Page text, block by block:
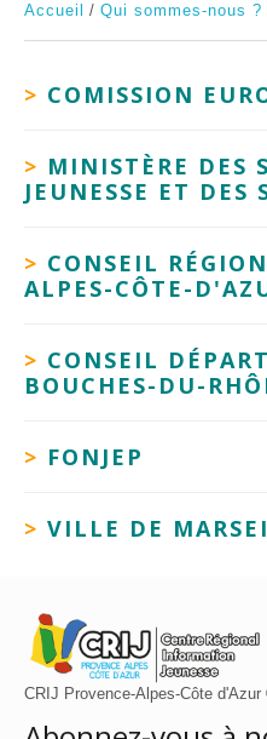
Accueil Qui sommes-nous ?
> COMISSION
> MINISTÈRE DES
JEUNESSE ET DES
> CONSEIL
ALPES-CÔTE-
> CONSEIL
BOUCHES-DU-
> FONJEP
> VILLE DE
CRIJ Provence-Alpes-Côte d'Azur